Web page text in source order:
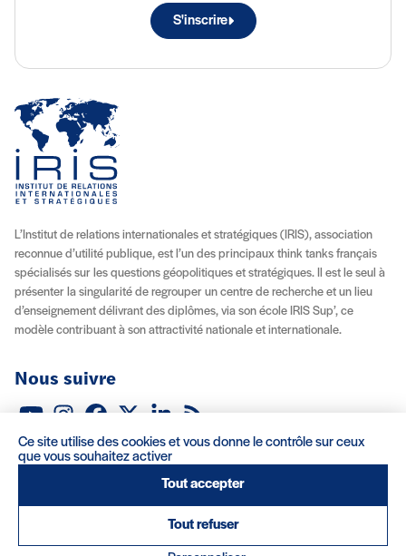
S'inscrire
L’Institut de relations internationales et stratégiques (IRIS), association
reconnue d’utilité publique, est l’un des principaux think tanks français
spécialisés sur les questions géopolitiques et stratégiques. Il est le seul à
présenter la singularité de regrouper un centre de recherche et un lieu
d’enseignement délivrant des diplômes, via son école IRIS Sup’, ce
modèle contribuant à son attractivité nationale et internationale.
Nous suivre
À propos
Recrutement Locations Contact
Conditions d’utilisation
Réalisation : Clair et Net.
Ce site utilise des cookies et vous donne le contrôle sur ceux
que vous souhaitez activer
Tout accepter
Tout refuser